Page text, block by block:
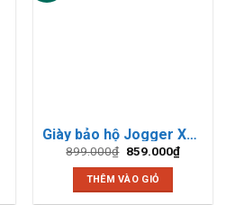
Giày bảo hộ Jogger X2000
899.000₫ Giá
là:
899.000₫.
859.000₫Giá
hiện
THÊM VÀO GIỎ